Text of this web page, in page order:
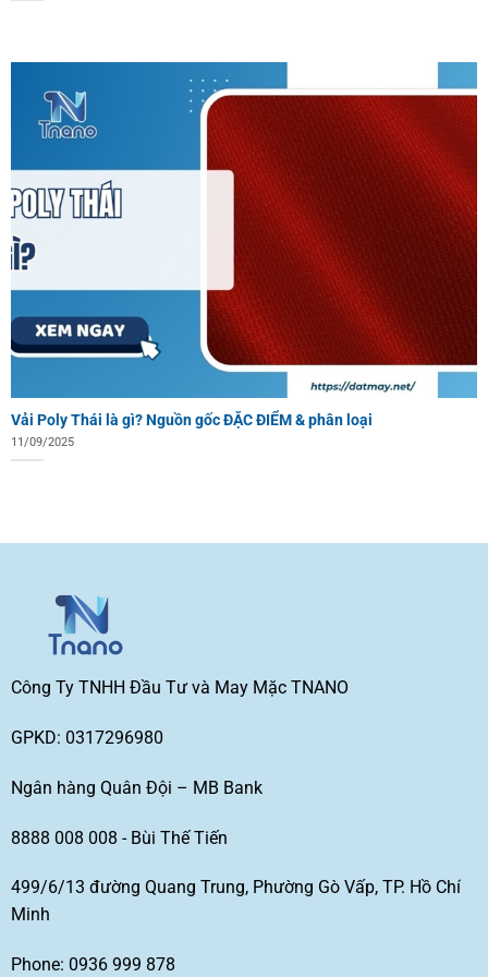
Vải Poly Thái là gì? Nguồn gốc ĐẶC ĐIỂM & phân loại
11/09/2025
Công Ty TNHH Đầu Tư và May Mặc TNANO
GPKD: 0317296980
Ngân hàng Quân Đội – MB Bank
8888 008 008 - Bùi Thế Tiến
499/6/13 đường Quang Trung, Phường Gò Vấp, TP. Hồ Chí
Minh
Phone: 0936 999 878